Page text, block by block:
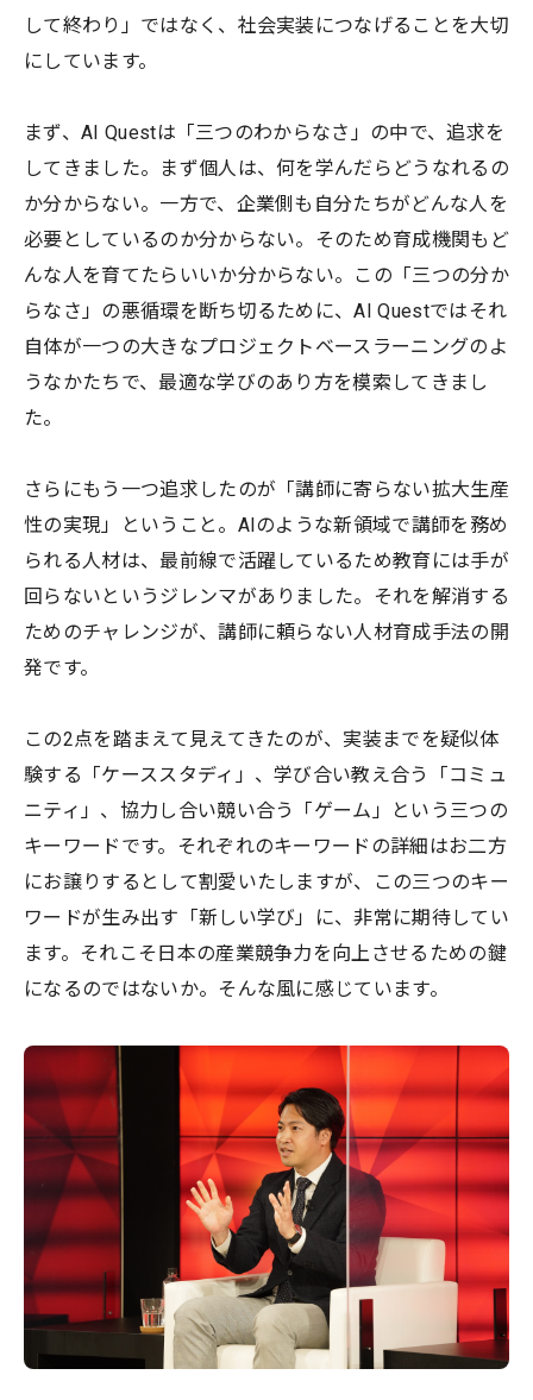
して終わり」ではなく、社会実装につなげることを大切
にしています。
まず、AI Questは「三つのわからなさ」の中で、追求を
してきました。まず個人は、何を学んだらどうなれるの
か分からない。一方で、企業側も自分たちがどんな人を
必要としているのか分からない。そのため育成機関もど
んな人を育てたらいいか分からない。この「三つの分か
らなさ」の悪循環を断ち切るために、AI Questではそれ
自体が一つの大きなプロジェクトベースラーニングのよ
うなかたちで、最適な学びのあり方を模索してきまし
た。
さらにもう一つ追求したのが「講師に寄らない拡大生産
性の実現」ということ。AIのような新領域で講師を務め
られる人材は、最前線で活躍しているため教育には手が
回らないというジレンマがありました。それを解消する
ためのチャレンジが、講師に頼らない人材育成手法の開
発です。
この2点を踏まえて見えてきたのが、実装までを疑似体
験する「ケーススタディ」、学び合い教え合う「コミュ
ニティ」、協力し合い競い合う「ゲーム」という三つの
キーワードです。それぞれのキーワードの詳細はお二方
にお譲りするとして割愛いたしますが、この三つのキー
ワードが生み出す「新しい学び」に、非常に期待してい
ます。それこそ日本の産業競争力を向上させるための鍵
になるのではないか。そんな風に感じています。